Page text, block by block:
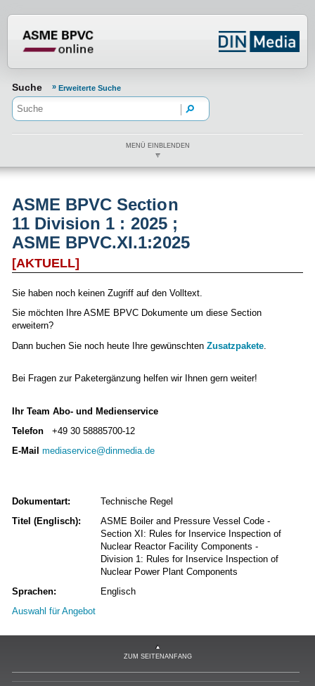
Suche Erweiterte Suche
MENÜ EINBLENDEN
ASME BPVC Section
11 Division 1 : 2025 ;
ASME BPVC.XI.1:2025
[AKTUELL]
Sie haben noch keinen Zugriff auf den Volltext.
Sie möchten Ihre ASME BPVC Dokumente um diese Section
erweitern?
Dann buchen Sie noch heute Ihre gewünschten Zusatzpakete
Bei Fragen zur Paketergänzung helfen wir Ihnen gern weiter!
Ihr Team Abo- und Medienservice
Telefon +49 30 58885700-12
E-Mail mediaservice@dinmedia.de
Dokumentart:
Technische Regel
Titel (Englisch):
ASME Boiler and Pressure Vessel Code -
Section XI: Rules for Inservice Inspection of
Nuclear Reactor Facility Components -
Division 1: Rules for Inservice Inspection of
Nuclear Power Plant Components
Sprachen:
Englisch
Auswahl für Angebot
ZUM SEITENANFANG